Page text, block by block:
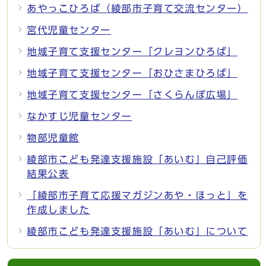
あやっこひろば（綾部市子育て交流センター）
宮代児童センター
地域子育て支援センター「クレヨンひろば」
地域子育て支援センター「おひさまひろば」
地域子育て支援センター「さくらんぼ広場」
なかすじ児童センター
物部児童館
綾部市こども発達支援施設「あいむ」自己評価
結果公表
「綾部市子育て応援マガジンあや・ほっと」を
作成しました
綾部市こども発達支援施設「あいむ」について